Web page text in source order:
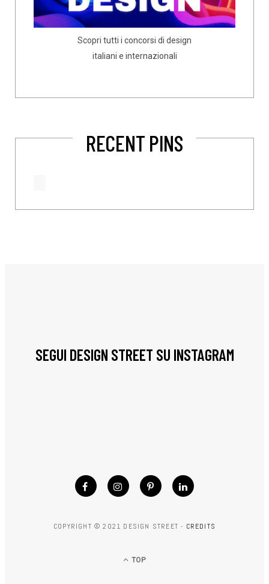
Scopri tutti i concorsi di design
italiani e internazionali
RECENT PINS
SEGUI DESIGN STREET SU INSTAGRAM
COPYRIGHT © 2021 DESIGN STREET - CREDITS
TOP